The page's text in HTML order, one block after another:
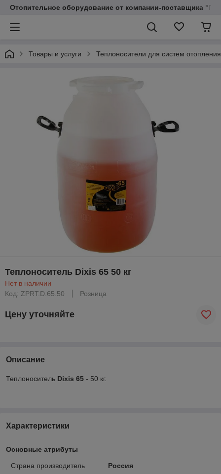
Отопительное оборудование от компании-поставщика
Товары и услуги Теплоносители для систем отопления
Теплоноситель Dixis 65 50 кг
Нет в наличии
Код: ZPRT.D.65.50
Розница
Цену уточняйте
Описание
Теплоноситель Dixis 65 - 50 кг.
Характеристики
Основные атрибуты
Страна производитель
Россия